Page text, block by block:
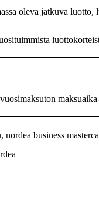
oleva jatkuva
business